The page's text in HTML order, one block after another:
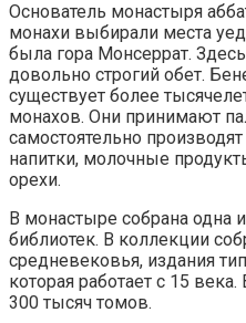
Основатель монастыря
монахи выбирали места
была гора Монсеррат.
довольно строгий обет.
существует более
монахов. Они принимают
самостоятельно
напитки, молочные
орехи.
В монастыре собрана одна
библиотек. В коллекции
средневековья, издания
которая работает с 15
300 тысяч томов.